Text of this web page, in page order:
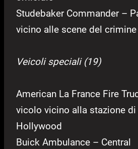
Studebaker Commander –
vicino alle scene del crimine
Veicoli speciali (19)
American La France Fire
vicolo vicino alla stazione
Hollywood
Buick Ambulance – Central